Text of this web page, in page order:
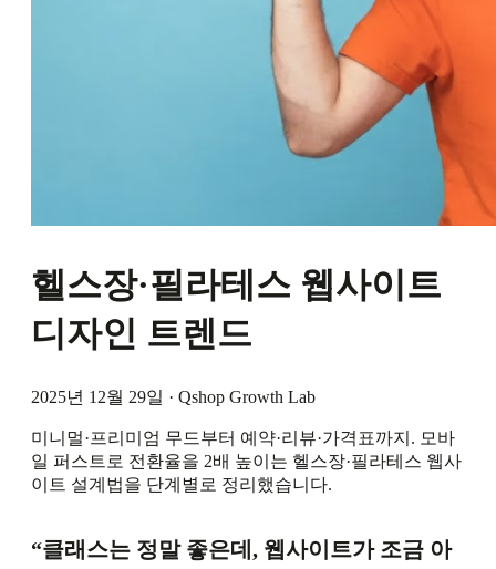
헬스장·필라테스 웹사이트
디자인 트렌드
2025년 12월 29일 · Qshop Growth Lab
미니멀·프리미엄 무드부터 예약·리뷰·가격표까지. 모바
일 퍼스트로 전환율을 2배 높이는 헬스장·필라테스 웹사
이트 설계법을 단계별로 정리했습니다.
“클래스는 정말 좋은데, 웹사이트가 조금 아